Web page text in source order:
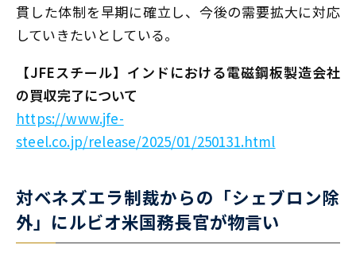
貫した体制を早期に確立し、今後の需要拡大に対応
していきたいとしている。
【JFEスチール】インドにおける電磁鋼板製造会社
の買収完了について
https://www.jfe-
steel.co.jp/release/2025/01/250131.html
対ベネズエラ制裁からの「シェブロン除
外」にルビオ米国務長官が物言い